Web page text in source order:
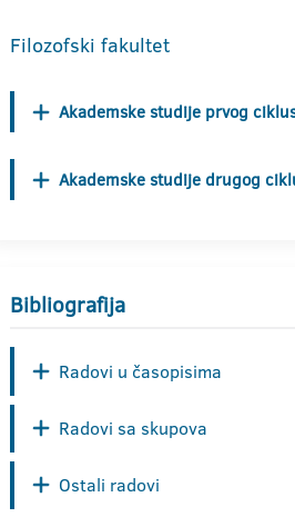
Filozofski fakultet
Akademske studije prvog
Akademske studije drugog
Bibliografija
Radovi u časopisima
Radovi sa skupova
Ostali radovi